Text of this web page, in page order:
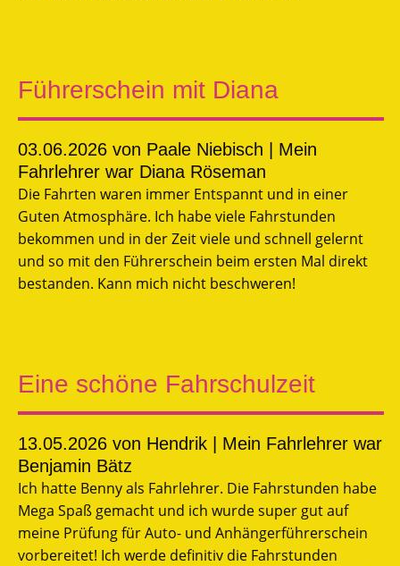
Führerschein mit Diana
03.06.2026 von Paale Niebisch | Mein
Fahrlehrer war Diana Röseman
Die Fahrten waren immer Entspannt und in einer
Guten Atmosphäre. Ich habe viele Fahrstunden
bekommen und in der Zeit viele und schnell gelernt
und so mit den Führerschein beim ersten Mal direkt
bestanden. Kann mich nicht beschweren!
Eine schöne Fahrschulzeit
13.05.2026 von Hendrik | Mein Fahrlehrer war
Benjamin Bätz
Ich hatte Benny als Fahrlehrer. Die Fahrstunden habe
Mega Spaß gemacht und ich wurde super gut auf
meine Prüfung für Auto- und Anhängerführerschein
vorbereitet! Ich werde definitiv die Fahrstunden